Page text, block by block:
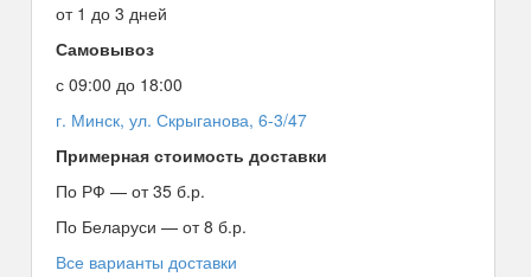
от 1 до 3 дней
Самовывоз
с 09:00 до 18:00
г. Минск, ул. Скрыганова, 6-3/47
Примерная стоимость доставки
По РФ — от 35 б.р.
По Беларуси — от 8 б.р.
Все варианты доставки